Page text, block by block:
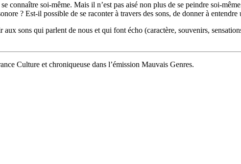
connaître soi-même. Mais il n’est pas aisé non plus de se peindre soi-
? Est-il possible de se raconter à travers des sons, de donner à
aux sons qui parlent de nous et qui font écho (caractère, souvenirs,
Culture et chroniqueuse dans l’émission Mauvais Genres.